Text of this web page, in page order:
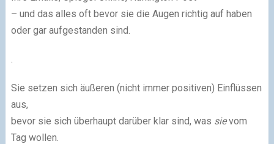
– und das alles oft bevor sie die Augen richtig auf haben
oder gar aufgestanden sind.
.
Sie setzen sich äußeren (nicht immer positiven) Einflüssen
aus,
bevor sie sich überhaupt darüber klar sind, was sievom
Tag wollen.